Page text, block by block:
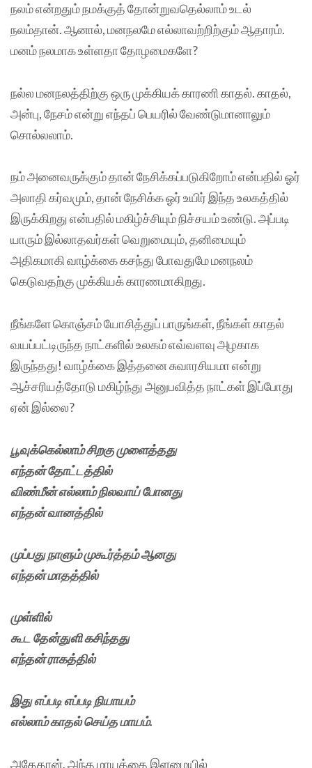
நலம் என்றதும் நமக்குத் தோன்றுவதெல்லாம் உடல்
நலம்தான். ஆனால், மனநலமே எல்லாவற்றிற்கும் ஆதாரம்.
மனம் நலமாக உள்ளதா தோழமைகளே?
நல்ல மனநலத்திற்கு ஒரு முக்கியக் காரணி காதல். காதல்,
அன்பு, நேசம் என்று எந்தப் பெயரில் வேண்டுமானாலும்
சொல்லலாம்.
நம் அனைவருக்கும் தான் நேசிக்கப்படுகிறோம் என்பதில் ஓர்
அலாதி கர்வமும், தான் நேசிக்க ஓர் உயிர் இந்த உலகத்தில்
இருக்கிறது என்பதில் மகிழ்ச்சியும் நிச்சயம் உண்டு. அப்படி
யாரும் இல்லாதவர்கள் வெறுமையும், தனிமையும்
அதிகமாகி வாழ்க்கை கசந்து போவதுமே மனநலம்
கெடுவதற்கு முக்கியக் காரணமாகிறது.
நீங்களே கொஞ்சம் யோசித்துப் பாருங்கள், நீங்கள் காதல்
வயப்பட்டிருந்த நாட்களில் உலகம் எவ்வளவு அழகாக
இருந்தது! வாழ்க்கை இத்தனை சுவாரசியமா என்று
ஆச்சரியத்தோடு மகிழ்ந்து அனுபவித்த நாட்கள் இப்போது
ஏன் இல்லை?
பூவுக்கெல்லாம் சிறகு முளைத்தது
எந்தன் தோட்டத்தில்
விண்மீன் எல்லாம் நிலவாய் போனது
எந்தன் வானத்தில்
முப்பது நாளும் முகூர்த்தம் ஆனது
எந்தன் மாதத்தில்
முள்ளில்
கூட தேன்துளி கசிந்தது
எந்தன் ராகத்தில்
இது எப்படி எப்படி நியாயம்
எல்லாம் காதல் செய்த மாயம்.
அதேதான், அந்த மாயத்தை இளமையில்